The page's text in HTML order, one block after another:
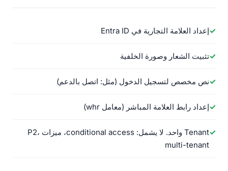
إعداد العلامة التجارية في Entra ID
تثبيت الشعار وصورة الخلفية
نص مخصص لتسجيل الدخول (مثل: اتصل بالدعم)
إعداد رابط العلامة المباشر (معامل whr)
Tenant واحد. لا يشمل: conditional access، ميزات P2،
multi-tenant